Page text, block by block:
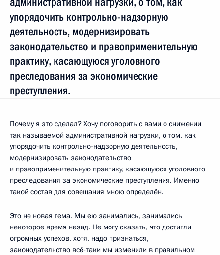
упорядочить контрольно-надзорную
деятельность, модернизировать
законодательство и правоприменительную
практику, касающуюся уголовного
преследования за экономические
преступления.
Почему я это сделал? Хочу поговорить с вами о снижении
так называемой административной нагрузки, о том, как
упорядочить контрольно-надзорную деятельность,
модернизировать законодательство
и правоприменительную практику, касающуюся уголовного
преследования за экономические преступления. Именно
такой состав для совещания мною определён.
Это не новая тема. Мы ею занимались, занимались
некоторое время назад. Не могу сказать, что достигли
огромных успехов, хотя, надо признаться,
законодательство всё‑таки мы изменили в правильном